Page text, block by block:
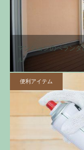
マンションのベラン
ル
便利アイテム